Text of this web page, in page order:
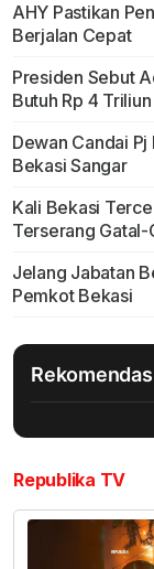
AHY Pastikan
Berjalan Cepat
Presiden Sebut
Butuh Rp 4
Dewan Candai
Bekasi Sangar
Kali Bekasi
Terserang Gatal-
Jelang Jabatan
Pemkot Bekasi
Republika TV